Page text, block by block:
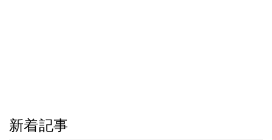
新着記事